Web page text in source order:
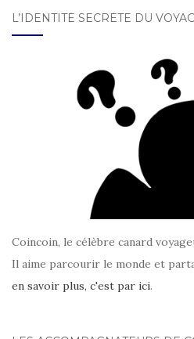
L’IDENTITÉ SECRÈTE DU
Coincoin, le célèbre canard
Il aime parcourir le monde et
en savoir plus, c'est par ici.